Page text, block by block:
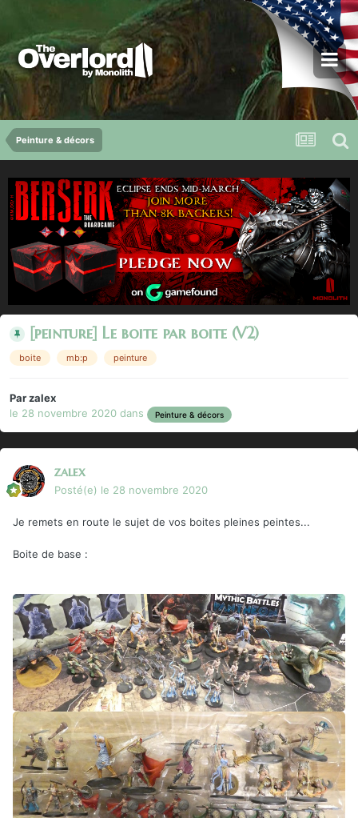
Peinture & décors
[peinture] Le boite par boite (V2)
boite mb:p peinture
Parzalex
le 28 novembre 2020 dans Peinture & décors
zalex
Posté(e) le 28 novembre 2020
Je remets en route le sujet de vos boites pleines peintes...
Boite de base :